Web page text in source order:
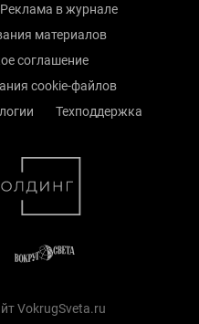
Реклама в журнале
материалов
соглашение
cookie-файлов
Техподдержка
VokrugSveta.ru